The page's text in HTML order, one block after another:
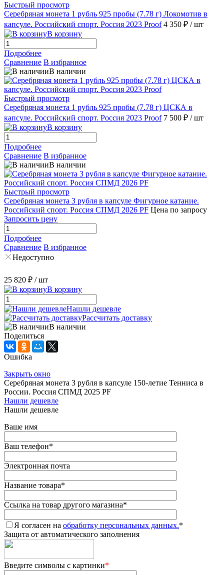
Быстрый просмотр
Серебряная монета 1 рубль 925 пробы (7.78 г) Локомотив в
капсуле. Российский спорт. Россия 2023 Proof 4 350 ₽ / шт
В корзину
Подробнее
Сравнение В избранное
В наличии
Быстрый просмотр
Серебряная монета 1 рубль 925 пробы (7.78 г) ЦСКА в
капсуле. Российский спорт. Россия 2023 Proof 7 500 ₽ / шт
В корзину
Подробнее
Сравнение В избранное
В наличии
Быстрый просмотр
Серебряная монета 3 рубля в капсуле Фигурное катание.
Российский спорт. Россия СПМД 2026 PF Цена по запросу
Запросить цену
Подробнее
Сравнение В избранное
Недоступно
25 820 ₽ / шт
В корзину
Нашли дешевле
Рассчитать доставку
В наличии
Поделиться
Ошибка
Закрыть окно
Серебряная монета 3 рубля в капсуле 150-летие Тенниса в
России. Россия СПМД 2025 PF
Нашли дешевле
Нашли дешевле
Ваше имя
Ваш телефон*
Электронная почта
Название товара*
Ссылка на товар другого магазина*
Я согласен на обработку персональных данных.*
Защита от автоматического заполнения
Введите символы с картинки*